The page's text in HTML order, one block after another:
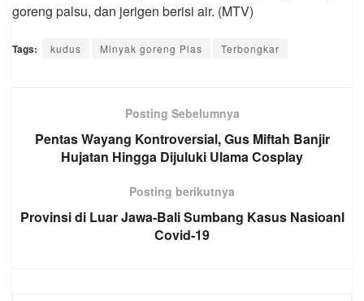
goreng palsu, dan jerigen berisi air. (MTV)
Tags: kudus Minyak goreng Plas Terbongkar
Posting Sebelumnya
Pentas Wayang Kontroversial, Gus Miftah Banjir
Hujatan Hingga Dijuluki Ulama Cosplay
Posting berikutnya
Provinsi di Luar Jawa-Bali Sumbang Kasus Nasioanl
Covid-19